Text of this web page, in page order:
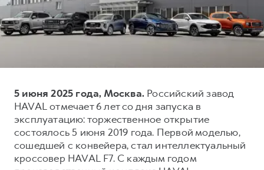
Тест-драйв
Трейд-ин
Кредитный калькулятор
Страхование
Кредит
СЕРВИСНОЕ ОБСЛУЖИВАНИЕ
Нулевое ТО
Электронный ПТС
ПОДДЕРЖКА
GWM Безопасность
ИНФОРМАЦИЯ О ДИЛЕРЕ
О дилере
5 июня 2025 года, Москва. Российский завод
HAVAL отмечает 6 лет со дня запуска в
эксплуатацию: торжественное открытие
состоялось 5 июня 2019 года. Первой моделью,
сошедшей с конвейера, стал интеллектуальный
кроссовер HAVAL F7. С каждым годом